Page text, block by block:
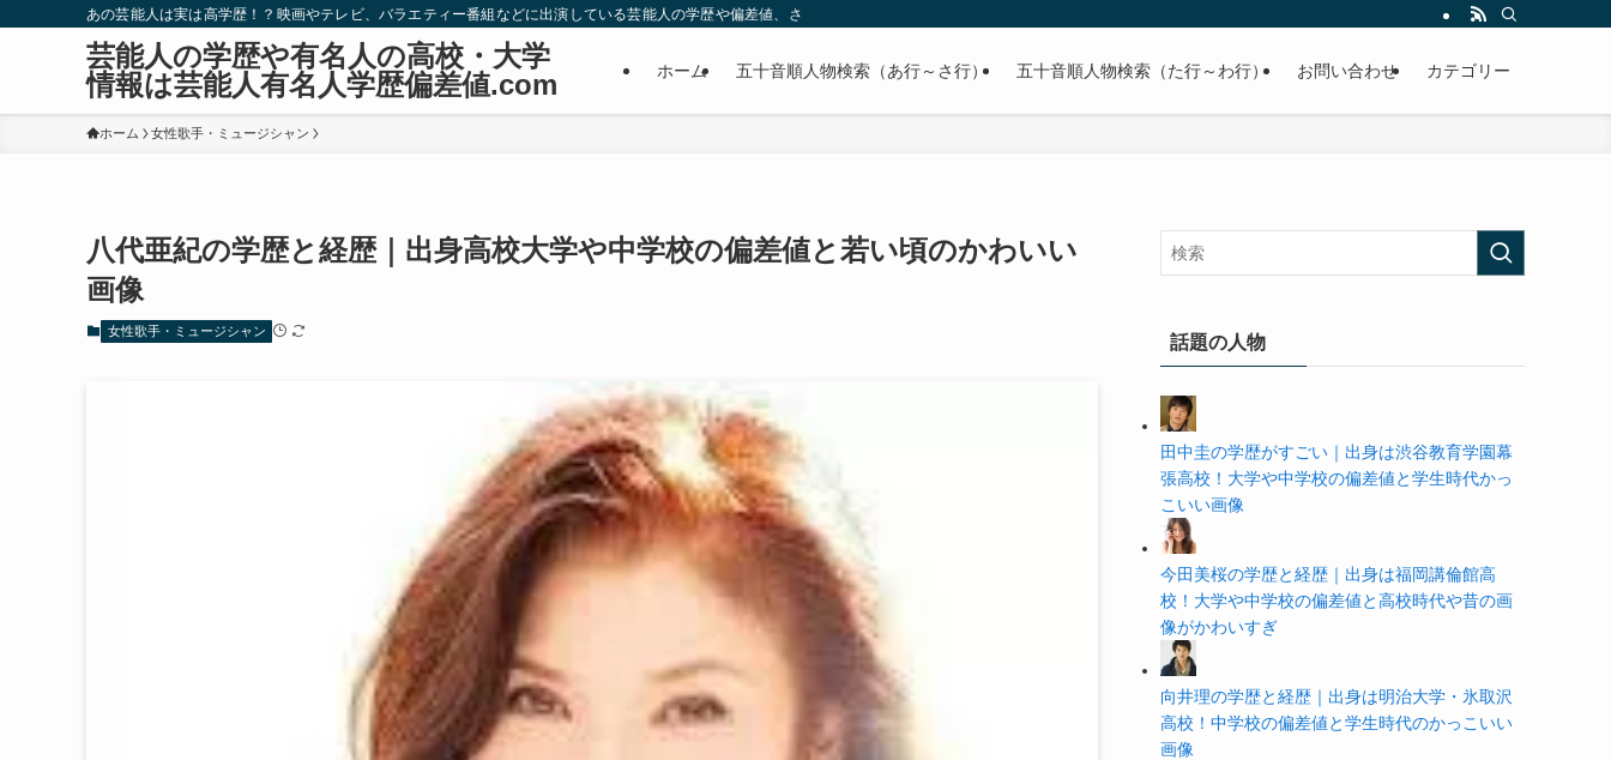
あの芸能人は実は高学歴！？映画やテレビ、バラエティー番組などに出演している芸能人の学歴や偏差値、さらに政治家やスポーツ選手などの有名人の学歴や高校・大学の偏差値まで紹介していきます。
芸能人の学歴や有名人の高校・大学
情報は芸能人有名人学歴偏差値.com
ホーム 五十音順人物検索（あ行～さ行） 五十音順人物検索（た行～わ行） お問い合わせ カテゴリー
ホーム 女性歌手・ミュージシャン
八代亜紀の学歴と経歴｜出身高校大学や中学校の偏差値と若い頃のかわいい
画像
女性歌手・ミュージシャン
話題の人物
田中圭の学歴がすごい｜出身は渋谷教育学園幕
張高校！大学や中学校の偏差値と学生時代かっ
こいい画像
今田美桜の学歴と経歴｜出身は福岡講倫館高
校！大学や中学校の偏差値と高校時代や昔の画
像がかわいすぎ
向井理の学歴と経歴｜出身は明治大学・氷取沢
高校！中学校の偏差値と学生時代のかっこいい
画像